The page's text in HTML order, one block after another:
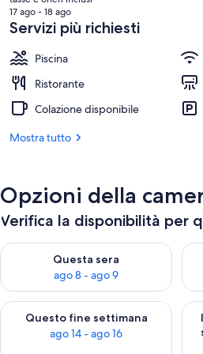
attuale
è
78 €
17 ago - 18 ago
Servizi più richiesti
Piscina
Ristorante
Colazione disponibile
Mostra tutto
Opzioni della
Verifica la disponibilità per
Questa sera
ago 8 - ago 9
Verifica la disponibilità per questa
Questo fine settimana
ago 14 - ago 16
Verifica la disponibilità per questo